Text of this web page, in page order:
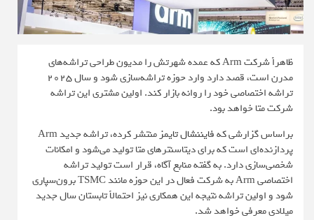
ظاهراً شرکت Arm که عمده شهرتش را مدیون طراحی تراشه‌های
مدرن است، قصد دارد وارد حوزه تراشه‌سازی شود و سال 2025
تراشه اختصاصی خود را روانه بازار کند. اولین مشتری این تراشه
شرکت متا خواهد بود.
براساس گزارشی کهفایننشال تایمز
منتشر کرده، تراشه جدید Arm
پردازنده‌ای است که برای دیتاسنترهای متا تولید می‌شود و امکانات
شخصی‌سازی دارد. به گفته منابع آگاه، قرار است تولید تراشه
اختصاصی Arm به شرکت فعال در این حوزه مانند TSMC برون‌سپاری
شود و اولین تراشه نتیجه این همکاری نیز احتمالاً تابستان سال جدید
میلادی معرفی خواهد شد.